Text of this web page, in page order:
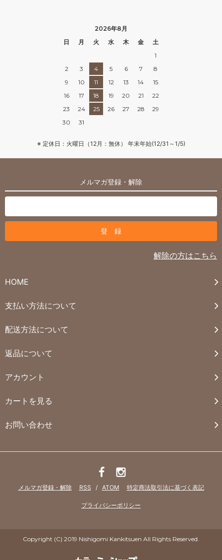
2026年8月
日
月 火 水 木 金
土
1
2
3 4 5 6 7
8
9
10 11 12 13 14
15
16
17 18 19 20 21
22
23
24 25 26 27 28
29
30
31
※ 定休日：火曜日（12月：無休） 年末年始(12/31～1/5)
メルマガ登録・解除
解除の方はこちら
HOME
支払い方法について
配送方法について
返品について
アカウント
カートを見る
お問い合わせ
メルマガ登録・解除 RSS / ATOM 特定商法取引法に基づく表記
プライバシーポリシー
Copyright (C) 2019 Nishigomi Kankitsuen All Rights Reserved.